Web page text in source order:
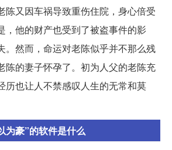
陈又因车祸导致重伤住院，身心倍受
，他的财产也受到了被盗事件的影
。然而，命运对老陈似乎并不那么残
陈的妻子怀孕了。初为人父的老陈充
历也让人不禁感叹人生的无常和莫
为豪”的软件是什么